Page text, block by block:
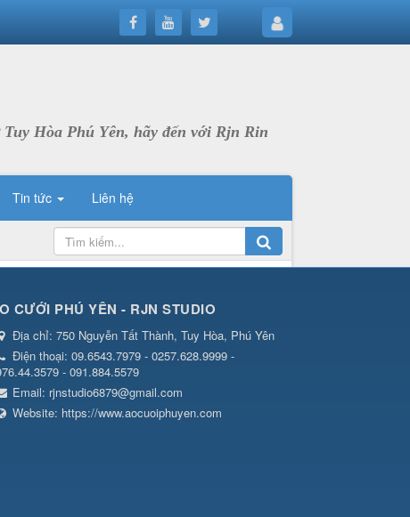
Hòa Phú Yên, hãy đến với Rjn Rin
Tin tức Liên hệ
CƯỚI PHÚ YÊN - RJN STUDIO
Địa chỉ: 750 Nguyễn Tất Thành, Tuy Hòa, Phú Yên
Điện thoại: 09.6543.7979 - 0257.628.9999 -
- 091.884.5579
Email: rjnstudio6879@gmail.com
Website: https://www.aocuoiphuyen.com